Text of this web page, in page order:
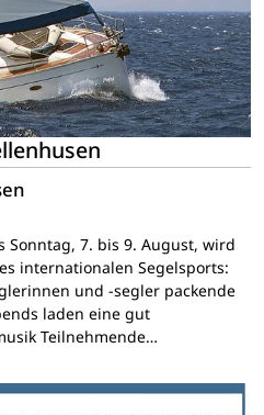
Sonntag, 7. bis 9. August, wird
internationalen Segelsports:
und -segler packende
laden eine gut
Teilnehmende…